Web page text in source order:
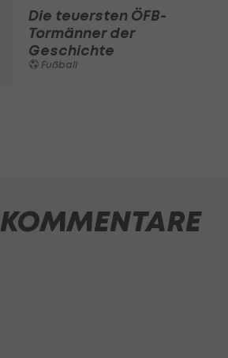
Die teuersten ÖFB-
Tormänner der
Geschichte
Fußball
KOMMENTARE